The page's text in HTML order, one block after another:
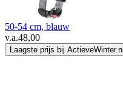
50-54 cm, blauw
v.a.48,00
Laagste prijs bij ActieveWinter.nl